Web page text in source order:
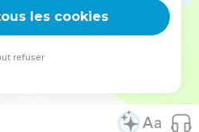
du jeune homme, et le jeune
;
mon père, si le jeune
les cookies
refuser